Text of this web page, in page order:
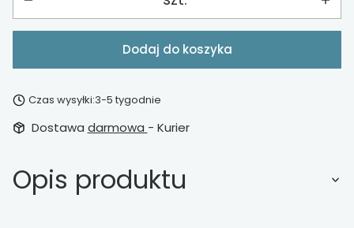
Dodaj do koszyka
Czas wysyłki:3-5 tygodnie
Dostawa darmowa - Kurier
Opis produktu